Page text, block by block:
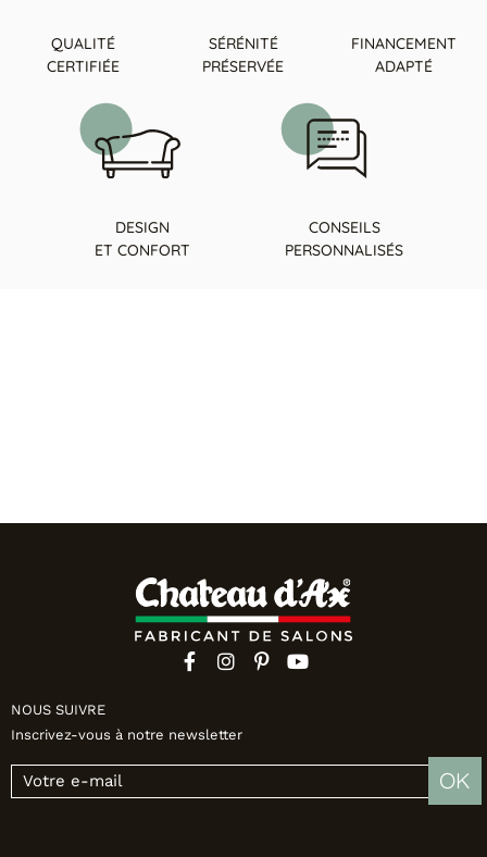
QUALITÉ
CERTIFIÉE
SÉRÉNITÉ
PRÉSERVÉE
FINANCEMENT
ADAPTÉ
DESIGN
ET CONFORT
CONSEILS
PERSONNALISÉS
NOUS SUIVRE
Inscrivez-vous à notre newsletter
OK